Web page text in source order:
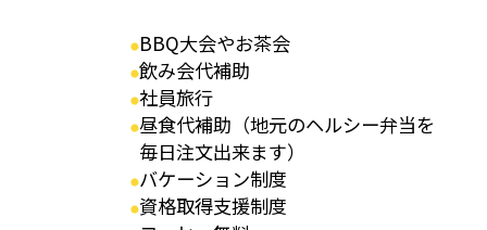
BBQ大会やお茶会
飲み会代補助
社員旅行
昼食代補助（地元のヘルシー弁当を
毎日注文出来ます）
バケーション制度
資格取得支援制度